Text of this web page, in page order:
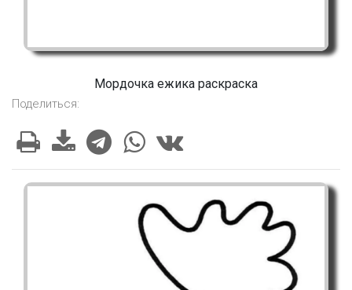
Мордочка ежика раскраска
Поделиться: